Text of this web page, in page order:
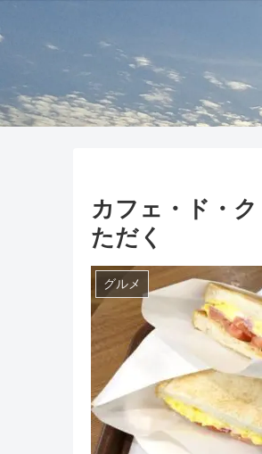
カフェ・ド・
ただく
グルメ